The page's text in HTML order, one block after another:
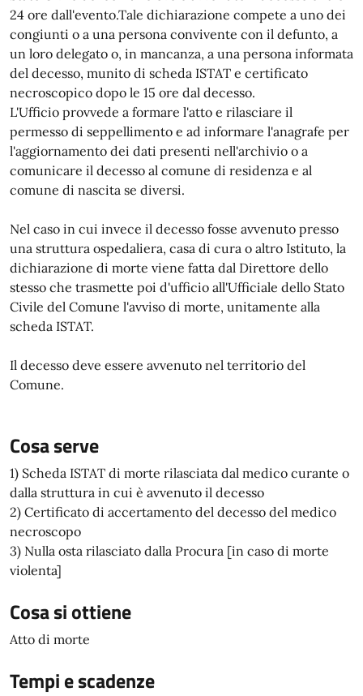
24 ore dall'evento.Tale dichiarazione compete a uno dei
congiunti o a una persona convivente con il defunto, a
un loro delegato o, in mancanza, a una persona informata
del decesso, munito di scheda ISTAT e certificato
necroscopico dopo le 15 ore dal decesso.
L'Ufficio provvede a formare l'atto e rilasciare il
permesso di seppellimento e ad informare l'anagrafe per
l'aggiornamento dei dati presenti nell'archivio o a
comunicare il decesso al comune di residenza e al
comune di nascita se diversi.
Nel caso in cui invece il decesso fosse avvenuto presso
una struttura ospedaliera, casa di cura o altro Istituto, la
dichiarazione di morte viene fatta dal Direttore dello
stesso che trasmette poi d'ufficio all'Ufficiale dello Stato
Civile del Comune l'avviso di morte, unitamente alla
scheda ISTAT.
Il decesso deve essere avvenuto nel territorio del
Comune.
Cosa serve
1) Scheda ISTAT di morte rilasciata dal medico curante o
dalla struttura in cui è avvenuto il decesso
2) Certificato di accertamento del decesso del medico
necroscopo
3) Nulla osta rilasciato dalla Procura [in caso di morte
violenta]
Cosa si ottiene
Atto di morte
Tempi e scadenze